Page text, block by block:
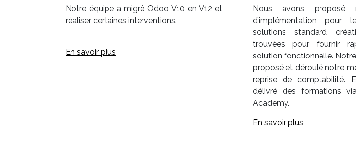
Notre équipe a migré Odoo V10 en V12 et
réaliser certaines interventions.
En savoir plus
Nous avons proposé
d’implémentation pour
solutions standard
trouvées pour fournir
solution fonctionnelle.
proposé et déroulé notre
reprise de comptabilité.
délivré des formations
Academy.
En savoir plus